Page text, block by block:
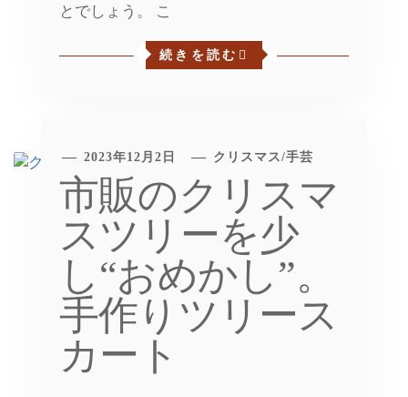
とでしょう。 こ
続きを読む
2023年12月2日 クリスマス/手芸
市販のクリスマ
スツリーを少
し“おめかし”。
手作りツリース
カート